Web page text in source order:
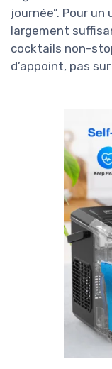
journée”. Pour
largement
cocktails non-
d’appoint, pas